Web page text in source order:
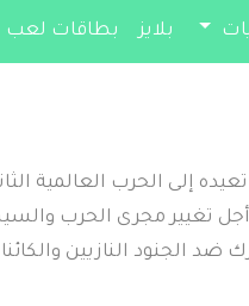
بلايز بطاقات لعب
إلى الحرب العالمية
تغيير مجرى الحرب
الجنود النازيين